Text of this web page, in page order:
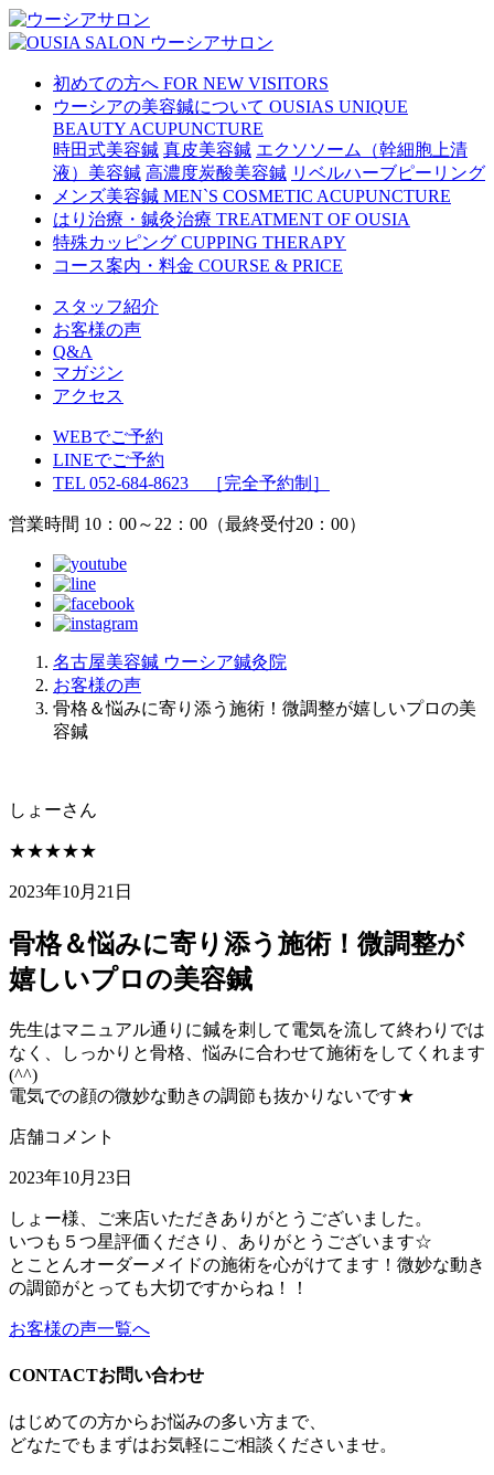
初めての方へ FOR NEW VISITORS
ウーシアの美容鍼について OUSIAS UNIQUE
BEAUTY ACUPUNCTURE
時田式美容鍼 真皮美容鍼 エクソソーム（幹細胞上清
液）美容鍼 高濃度炭酸美容鍼 リベルハーブピーリング
メンズ美容鍼 MEN`S COSMETIC ACUPUNCTURE
はり治療・鍼灸治療 TREATMENT OF OUSIA
特殊カッピング CUPPING THERAPY
コース案内・料金 COURSE & PRICE
スタッフ紹介
お客様の声
Q&A
マガジン
アクセス
WEBでご予約
LINEでご予約
TEL 052-684-8623 ［完全予約制］
営業時間 10：00～22：00（最終受付20：00）
名古屋美容鍼 ウーシア鍼灸院
お客様の声
骨格＆悩みに寄り添う施術！微調整が嬉しいプロの美
容鍼
しょーさん
★★★★★
2023年10月21日
骨格＆悩みに寄り添う施術！微調整が
嬉しいプロの美容鍼
先生はマニュアル通りに鍼を刺して電気を流して終わりでは
なく、しっかりと骨格、悩みに合わせて施術をしてくれます
(^^)
電気での顔の微妙な動きの調節も抜かりないです★
店舗コメント
2023年10月23日
しょー様、ご来店いただきありがとうございました。
いつも５つ星評価くださり、ありがとうございます☆
とことんオーダーメイドの施術を心がけてます！微妙な動き
の調節がとっても大切ですからね！！
お客様の声一覧へ
CONTACTお問い合わせ
はじめての方からお悩みの多い方まで、
どなたでもまずはお気軽にご相談くださいませ。